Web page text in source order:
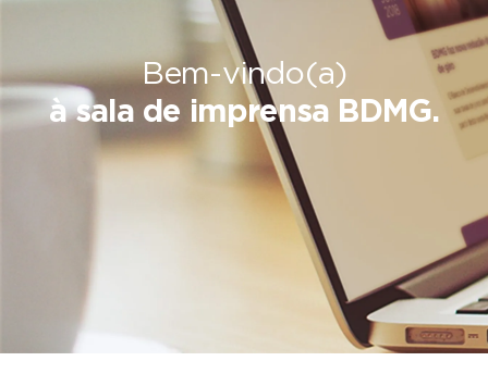
Bem-vindo(a)
à sala de imprensa BDMG.